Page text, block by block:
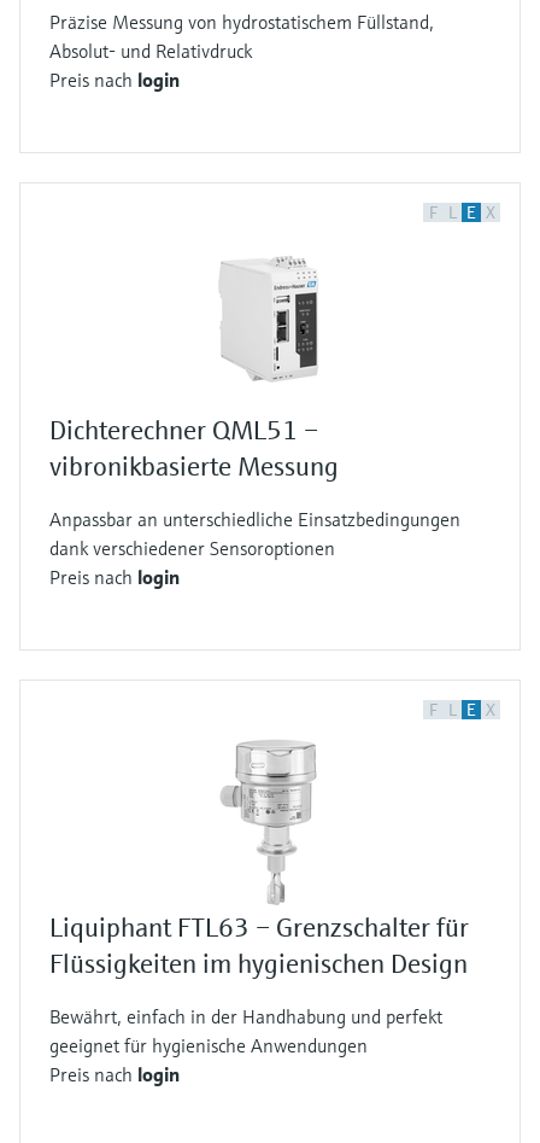
Präzise Messung von hydrostatischem Füllstand,
Absolut- und Relativdruck
Preis nach login
F L E X
Dichterechner QML51 –
vibronikbasierte Messung
Anpassbar an unterschiedliche Einsatzbedingungen
dank verschiedener Sensoroptionen
Preis nach login
F L E X
Liquiphant FTL63 – Grenzschalter für
Flüssigkeiten im hygienischen Design
Bewährt, einfach in der Handhabung und perfekt
geeignet für hygienische Anwendungen
Preis nach login